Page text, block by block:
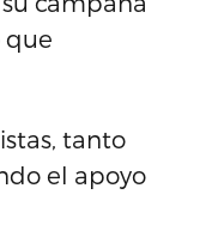
que
tanto
el apoyo